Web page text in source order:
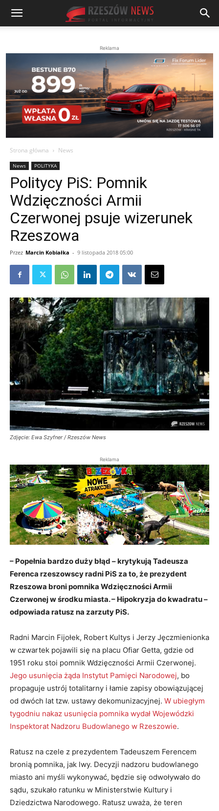
Reklama
Strona główna News
News POLITYKA
Politycy PiS: Pomnik
Wdzięczności Armii
Czerwonej psuje wizerunek
Rzeszowa
Przez Marcin Kobiałka - 9 listopada 2018 05:00
Zdjęcie: Ewa Szyfner / Rzeszów News
Reklama
– Popełnia bardzo duży błąd – krytykują Tadeusza
Ferenca rzeszowscy radni PiS za to, że prezydent
Rzeszowa broni pomnika Wdzięczności Armii
Czerwonej w środku miasta. – Hipokryzja do kwadratu –
odpowiada ratusz na zarzuty PiS.
Radni Marcin Fijołek, Robert Kultys i Jerzy Jęczmienionka
w czwartek pojawili się na placu Ofiar Getta, gdzie od
1951 roku stoi pomnik Wdzięczności Armii Czerwonej.
Jego usunięcia żąda Instytut Pamięci Narodowej, bo
propaguje ustrój totalitarny i łamie zapisy obowiązującej
od dwóch lat tzw. ustawy dekomunizacyjnej. W ubiegłym
tygodniu nakaz usunięcia pomnika wydał Wojewódzki
Inspektorat Nadzoru Budowlanego w Rzeszowie.
Ratusz na czele z prezydentem Tadeuszem Ferencem
bronią pomnika, jak lwy. Decyzji nadzoru budowlanego
miasto ani myśli wykonywać, będzie się odwoływało do
sądu, szukało ratunku w Ministerstwie Kultury i
Dziedzictwa Narodowego. Ratusz uważa, że teren